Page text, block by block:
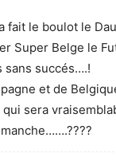
fait le boulot le
Super Belge le
sans succés….!
et de
sera